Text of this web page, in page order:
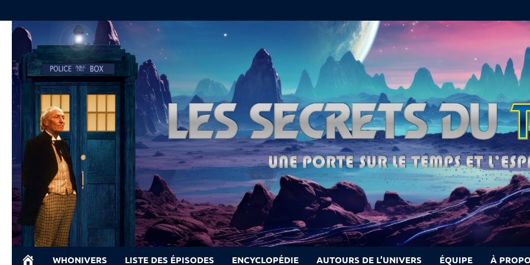
content
WHONIVERS LISTE DES ÉPISODES ENCYCLOPÉDIE AUTOURS DE L’UNIVERS ÉQUIPE À